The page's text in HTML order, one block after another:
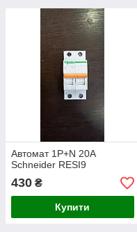
Автомат 1Р+N 20А
Schneider RESI9
430 ₴
Купити